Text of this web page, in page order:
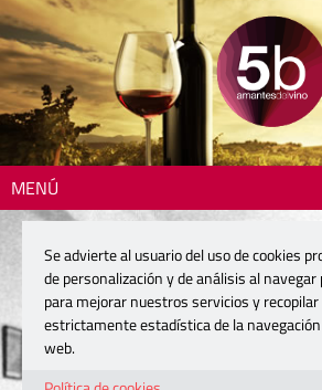
MENÚ
Se advierte al usuario del uso de cookies
de personalización y de análisis al
para mejorar nuestros servicios y
estrictamente estadística de la
web.